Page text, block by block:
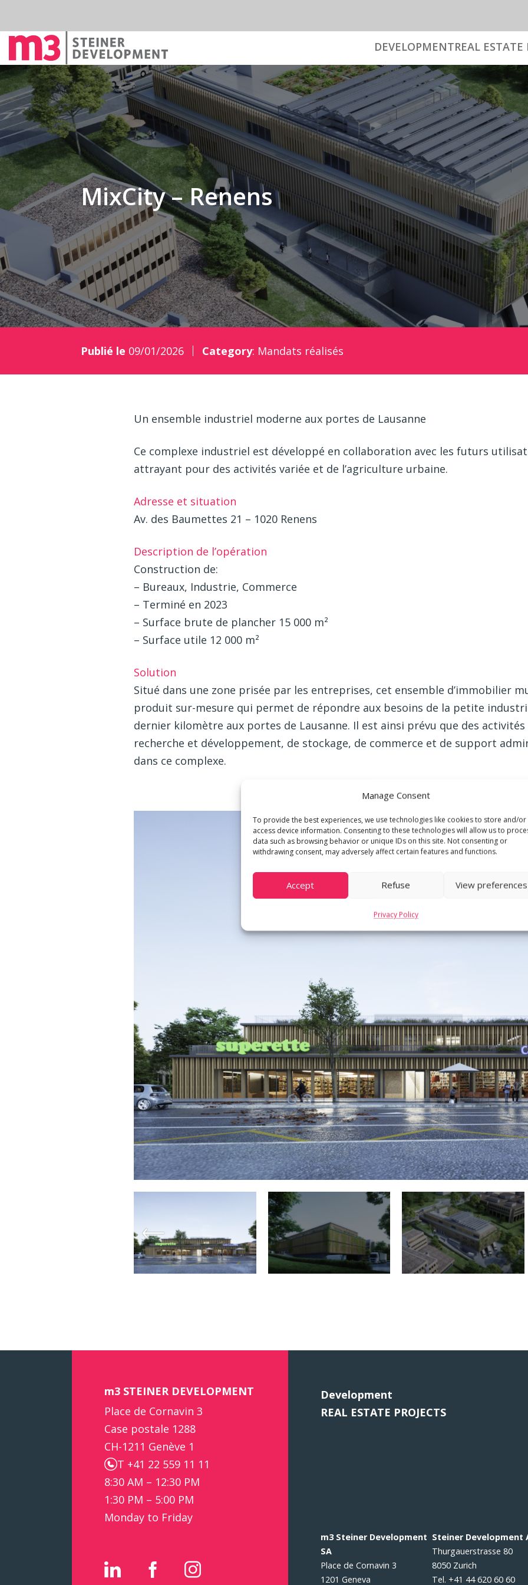
Manage Consent
To provide the best experiences, we use technologies like cookies to store and/or
access device information. Consenting to these technologies will allow us to
data such as browsing behavior or unique IDs on this site. Not consenting or
withdrawing consent, may adversely affect certain features and functions.
Accept Refuse View preferences
Privacy Policy
DEVELOPMENTREAL ESTATE
MixCity – Renens
Publié le 09/01/2026 Category: Mandats réalisés
Un ensemble industriel moderne aux portes de Lausanne
Ce complexe industriel est développé en collaboration avec les futurs
attrayant pour des activités variée et de l’agriculture urbaine.
Adresse et situation
Av. des Baumettes 21 – 1020 Renens
Description de l’opération
Construction de:
– Bureaux, Industrie, Commerce
– Terminé en 2023
– Surface brute de plancher 15 000 m²
– Surface utile 12 000 m²
Solution
Situé dans une zone prisée par les entreprises, cet ensemble d’immobilier
produit sur-mesure qui permet de répondre aux besoins de la petite
dernier kilomètre aux portes de Lausanne. Il est ainsi prévu que des
recherche et développement, de stockage, de commerce et de support
dans ce complexe.
m3 STEINER DEVELOPMENT
Place de Cornavin 3
Case postale 1288
CH-1211 Genève 1
T +41 22 559 11 11
8:30 AM – 12:30 PM
1:30 PM – 5:00 PM
Monday to Friday
Development
REAL ESTATE PROJECTS
m3 Steiner Development
SA
Place de Cornavin 3
1201 Geneva
Steiner Development
Thurgauerstrasse 80
8050 Zurich
Tel. +41 44 620 60 60